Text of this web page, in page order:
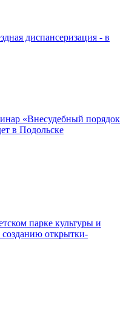
диспансеризация - в
«Внесудебный порядок
в Подольске
парке культуры и
созданию открытки-